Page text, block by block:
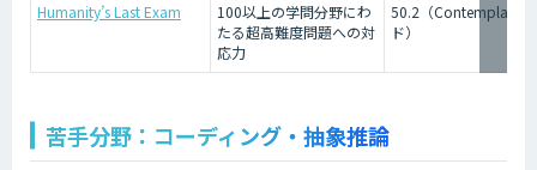
Humanity’s Last Exam
100以上の学問分野にわ
たる超高難度問題への対
応力
50.2（Contemplating
ド）
苦手分野：コーディング・抽象推論